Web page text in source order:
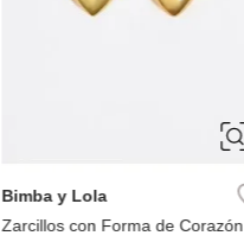
Bimba y Lola
Zarcillos con Forma de Corazón